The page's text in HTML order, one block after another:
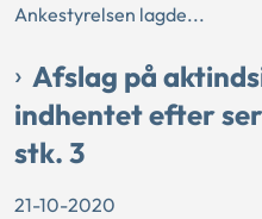
Ankestyrelsen lagde...
Afslag på
indhentet efter
stk. 3
21-10-2020